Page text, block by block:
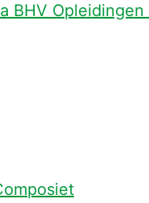
BHV Opleidingen